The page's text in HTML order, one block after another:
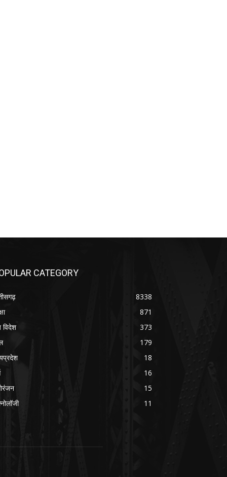
CATEGORY
8338
871
विदेश
373
179
18
16
15
11